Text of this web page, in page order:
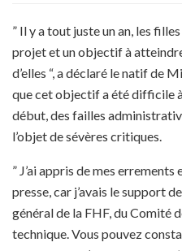
” Il y a tout juste un an, les
projet et un objectif à
d’elles “, a déclaré le natif de
que cet objectif a été difficile
début, des failles
l’objet de sévères critiques.
” J’ai appris de mes
presse, car j’avais le support
général de la FHF, du Comité
technique. Vous pouvez